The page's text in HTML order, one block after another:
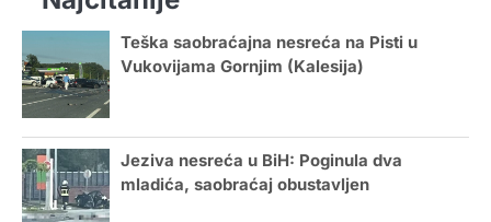
Teška saobraćajna nesreća na Pisti u
Vukovijama Gornjim (Kalesija)
Jeziva nesreća u BiH: Poginula dva
mladića, saobraćaj obustavljen